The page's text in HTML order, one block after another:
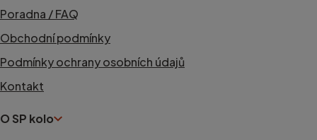
Poradna / FAQ
Obchodní podmínky
Podmínky ochrany osobních údajů
Kontakt
O SP kolo